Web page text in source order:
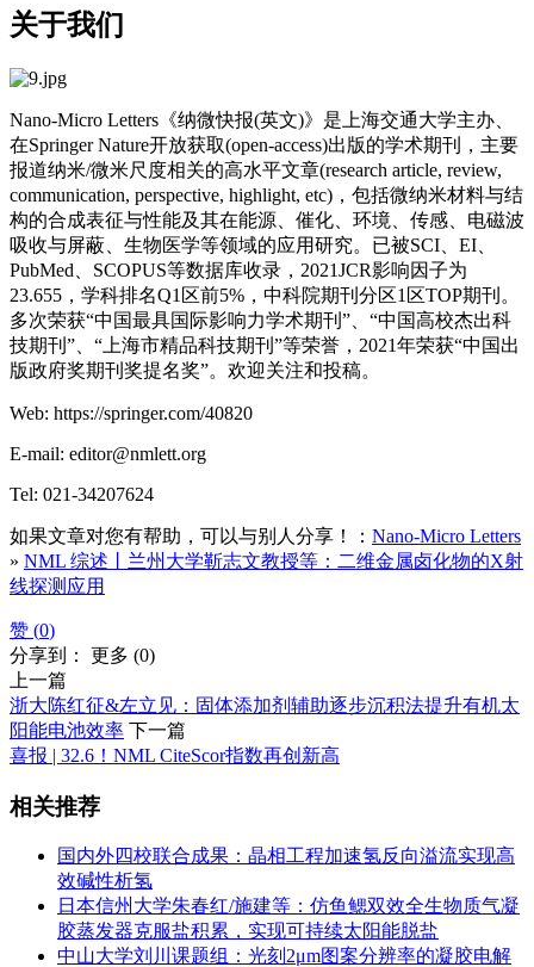
关于我们
Nano-Micro Letters《纳微快报(英文)》是上海交通大学主办、
在Springer Nature开放获取(open-access)出版的学术期刊，主要
报道纳米/微米尺度相关的高水平文章(research article, review,
communication, perspective, highlight, etc)，包括微纳米材料与结
构的合成表征与性能及其在能源、催化、环境、传感、电磁波
吸收与屏蔽、生物医学等领域的应用研究。已被SCI、EI、
PubMed、SCOPUS等数据库收录，2021JCR影响因子为
23.655，学科排名Q1区前5%，中科院期刊分区1区TOP期刊。
多次荣获“中国最具国际影响力学术期刊”、“中国高校杰出科
技期刊”、“上海市精品科技期刊”等荣誉，2021年荣获“中国出
版政府奖期刊奖提名奖”。欢迎关注和投稿。
Web: https://springer.com/40820
E-mail: editor@nmlett.org
Tel: 021-34207624
如果文章对您有帮助，可以与别人分享！： Nano-Micro Letters
» NML 综述丨兰州大学靳志文教授等：二维金属卤化物的X射
线探测应用
赞 (0)
分享到： 更多 (0)
上一篇
浙大陈红征&左立见：固体添加剂辅助逐步沉积法提升有机太
阳能电池效率 下一篇
喜报 | 32.6！NML CiteScor指数再创新高
相关推荐
国内外四校联合成果：晶相工程加速氢反向溢流实现高
效碱性析氢
日本信州大学朱春红/施建等：仿鱼鳃双效全生物质气凝
胶蒸发器克服盐积累，实现可持续太阳能脱盐
中山大学刘川课题组：光刻2μm图案分辨率的凝胶电解